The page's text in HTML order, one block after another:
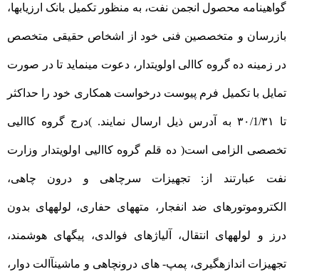
گواهینامه محصول انجمن نفت، به منظور تکمیل بانک ارزیابها،
بازرسان و متخصصین فنی خود از اشخاص حقیقی متخصص
در زمینه ده گروه کاالی اولویتدار، دعوت مینماید تا در صورت
تمایل با تکمیل فرم پیوست درخواست همکاری خود را حداکثر
تا ۳۰/1/۳۱ به آدرس ذیل ارسال نمایند. )درج گروه کاالیی
تخصصی الزامی است( ده قلم گروه کاالیی اولویتدار وزارت
نفت عبارتند از: تجهیزات سرچاهی و درون چاهی،
الکتروموتورهای ضد انفجار، متههای حفاری، لولههای بدون
درز و لولههای انتقال، آلیاژهای فوالدی، پیگهای هوشمند،
تجهیزات اندازهگیری، پمپ- های درونچاهی و ماشینآالت دوار،